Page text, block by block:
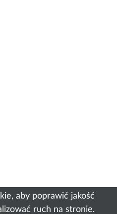
aby poprawić jakość
ruch na stronie.